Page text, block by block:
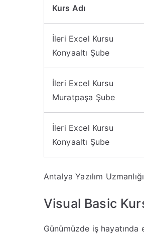
Kurs Adı
İleri Excel Kursu
Konyaaltı Şube
İleri Excel Kursu
Muratpaşa Şube
İleri Excel Kursu
Konyaaltı Şube
Antalya Yazılım
Visual Basic
Günümüzde iş